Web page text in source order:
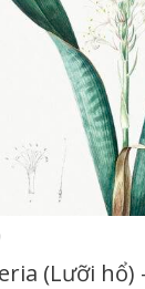
(Lưỡi hổ)